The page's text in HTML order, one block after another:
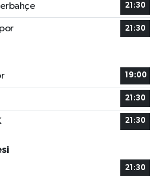
21:30
21:30
19:00
21:30
21:30
21:30